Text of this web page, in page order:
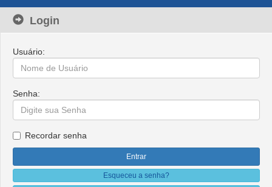
Login
Usuário:
Senha:
Recordar senha
Esqueceu a senha?